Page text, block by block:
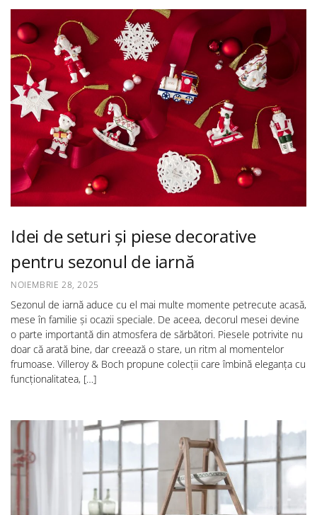
Idei de seturi și piese decorative
pentru sezonul de iarnă
NOIEMBRIE 28, 2025
Sezonul de iarnă aduce cu el mai multe momente petrecute acasă,
mese în familie și ocazii speciale. De aceea, decorul mesei devine
o parte importantă din atmosfera de sărbători. Piesele potrivite nu
doar că arată bine, dar creează o stare, un ritm al momentelor
frumoase. Villeroy & Boch propune colecții care îmbină eleganța cu
funcționalitatea, […]